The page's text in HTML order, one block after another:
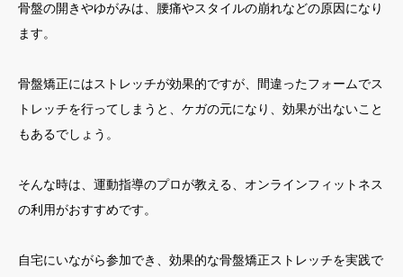
骨盤の開きやゆがみは、腰痛やスタイルの崩れなどの原因になり
ます。
骨盤矯正にはストレッチが効果的ですが、間違ったフォームでス
トレッチを行ってしまうと、ケガの元になり、効果が出ないこと
もあるでしょう。
そんな時は、運動指導のプロが教える、オンラインフィットネス
の利用がおすすめです。
自宅にいながら参加でき、効果的な骨盤矯正ストレッチを実践で